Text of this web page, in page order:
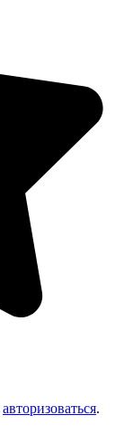
авторизоваться.